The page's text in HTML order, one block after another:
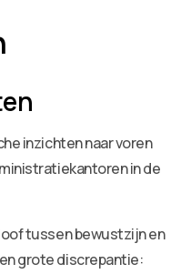
inzichten naar voren
in de
tussen bewustzijn en
grote discrepantie: